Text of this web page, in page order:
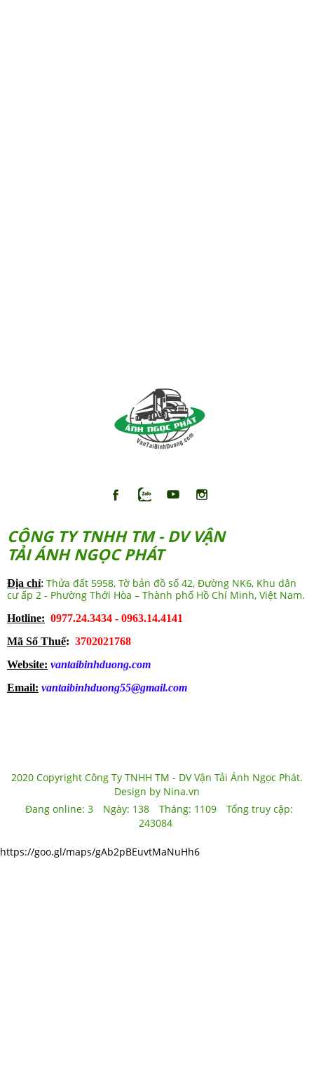
CÔNG TY TNHH TM - DV VẬN
TẢI ÁNH NGỌC PHÁT
Địa chỉ: Thửa đất 5958, Tờ bản đồ số 42, Đường NK6, Khu dân
cư ấp 2 - Phường Thới Hòa – Thành phố Hồ Chí Minh, Việt Nam.
Hotline: 0977.24.3434 - 0963.14.4141
Mã Số Thuế: 3702021768
Website: vantaibinhduong.com
Email: vantaibinhduong55@gmail.com
2020 Copyright Công Ty TNHH TM - DV Vận Tải Ánh Ngọc Phát.
Design by Nina.vn
Đang online: 3 Ngày: 138 Tháng: 1109
Tổng truy cập:
243084
https://goo.gl/maps/gAb2pBEuvtMaNuHh6